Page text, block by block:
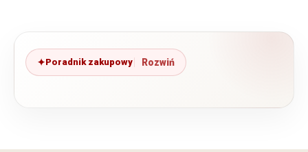
Poradnik zakupowy